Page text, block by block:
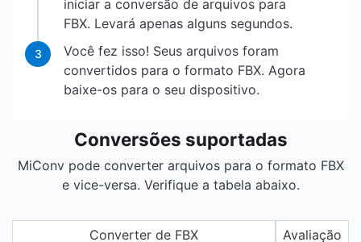
iniciar a conversão de arquivos para
FBX. Levará apenas alguns segundos.
3
Você fez isso! Seus arquivos foram
convertidos para o formato FBX. Agora
baixe-os para o seu dispositivo.
Conversões suportadas
MiConv pode converter arquivos para o formato FBX
e vice-versa. Verifique a tabela abaixo.
Converter de FBX Avaliação